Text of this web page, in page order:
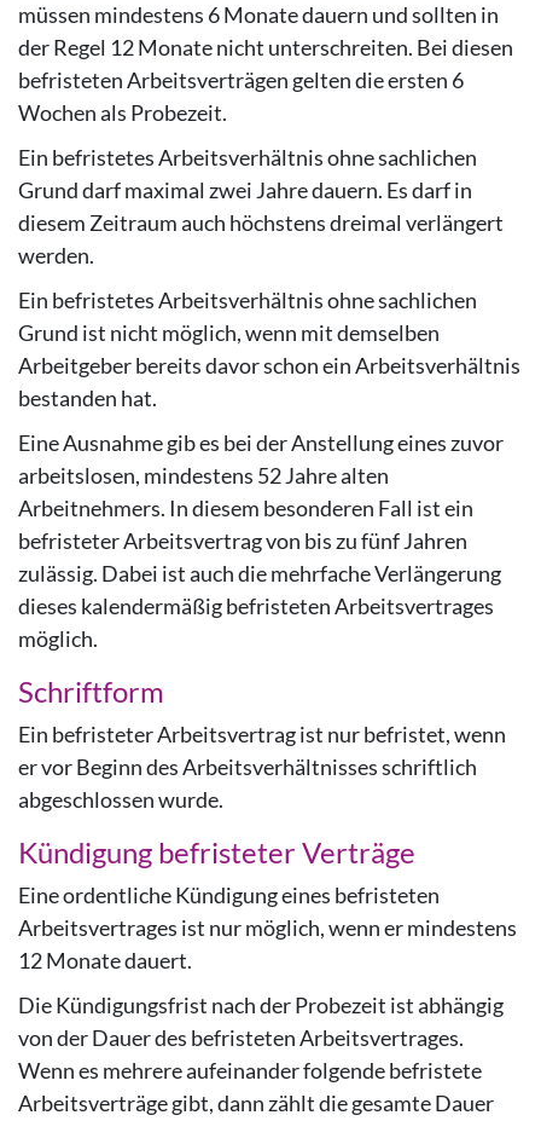
müssen mindestens 6 Monate dauern und sollten in
der Regel 12 Monate nicht unterschreiten. Bei diesen
befristeten Arbeitsverträgen gelten die ersten 6
Wochen als Probezeit.
Ein befristetes Arbeitsverhältnis ohne sachlichen
Grund darf maximal zwei Jahre dauern. Es darf in
diesem Zeitraum auch höchstens dreimal verlängert
werden.
Ein befristetes Arbeitsverhältnis ohne sachlichen
Grund ist nicht möglich, wenn mit demselben
Arbeitgeber bereits davor schon ein Arbeitsverhältnis
bestanden hat.
Eine Ausnahme gib es bei der Anstellung eines zuvor
arbeitslosen, mindestens 52 Jahre alten
Arbeitnehmers. In diesem besonderen Fall ist ein
befristeter Arbeitsvertrag von bis zu fünf Jahren
zulässig. Dabei ist auch die mehrfache Verlängerung
dieses kalendermäßig befristeten Arbeitsvertrages
möglich.
Schriftform
Ein befristeter Arbeitsvertrag ist nur befristet, wenn
er vor Beginn des Arbeitsverhältnisses schriftlich
abgeschlossen wurde.
Kündigung befristeter Verträge
Eine ordentliche Kündigung eines befristeten
Arbeitsvertrages ist nur möglich, wenn er mindestens
12 Monate dauert.
Die Kündigungsfrist nach der Probezeit ist abhängig
von der Dauer des befristeten Arbeitsvertrages.
Wenn es mehrere aufeinander folgende befristete
Arbeitsverträge gibt, dann zählt die gesamte Dauer